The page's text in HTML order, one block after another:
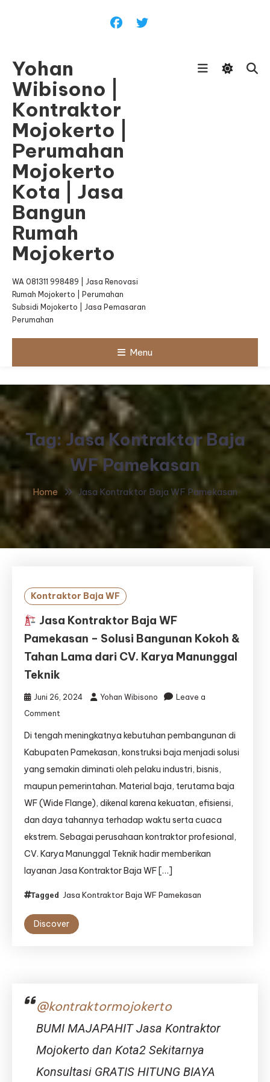
Yohan
Wibisono |
Kontraktor
Mojokerto |
Perumahan
Mojokerto
Kota | Jasa
Bangun
Rumah
Mojokerto
WA 081311 998489 | Jasa Renovasi
Rumah Mojokerto | Perumahan
Subsidi Mojokerto | Jasa Pemasaran
Perumahan
Menu
Tag: Jasa Kontraktor Baja
WF Pamekasan
Home Jasa Kontraktor Baja WF Pamekasan
Kontraktor Baja WF
Jasa Kontraktor Baja WF
Pamekasan – Solusi Bangunan Kokoh &
Tahan Lama dari CV. Karya Manunggal
Teknik
Juni 26, 2024 Yohan Wibisono
Leave a
Comment
Jasa
Kontraktor
WF
Pamekasan
–
Bangunan
Kokoh
&
Lama
CV.
Karya
Manunggal
Di tengah meningkatnya kebutuhan pembangunan di
Kabupaten Pamekasan, konstruksi baja menjadi solusi
yang semakin diminati oleh pelaku industri, bisnis,
maupun pemerintahan. Material baja, terutama baja
WF (Wide Flange), dikenal karena kekuatan, efisiensi,
dan daya tahannya terhadap waktu serta cuaca
ekstrem. Sebagai perusahaan kontraktor profesional,
CV. Karya Manunggal Teknik hadir memberikan
layanan Jasa Kontraktor Baja WF […]
Tagged Jasa Kontraktor Baja WF Pamekasan
Discover
@kontraktormojokerto
BUMI MAJAPAHIT Jasa Kontraktor
Mojokerto dan Kota2 Sekitarnya
Konsultasi GRATIS HITUNG BIAYA